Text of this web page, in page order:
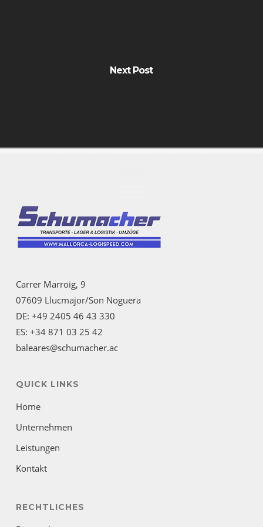
Next Post
Carrer Marroig, 9
07609 Llucmajor/Son Noguera
DE: +49 2405 46 43 330
ES: +34 871 03 25 42
baleares@schumacher.ac
QUICK LINKS
Home
Unternehmen
Leistungen
Kontakt
RECHTLICHES